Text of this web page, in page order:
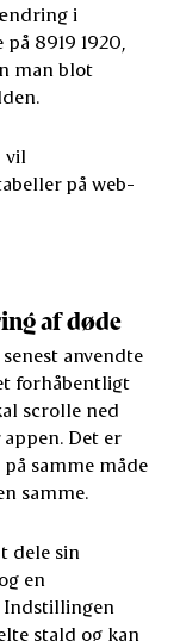
i
8919 1920,
man blot
vil
på web-
af døde
anvendte
forhåbentligt
scrolle ned
Det er
samme måde
samme.
dele sin
en
Indstillingen
stald og kan